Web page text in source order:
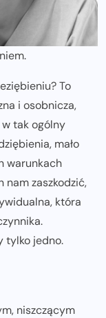
To
i osobnicza,
tak ogólny
mało
warunkach
zaszkodzić,
która
tylko jedno.
niszczącym